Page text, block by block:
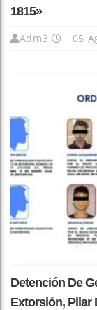
1815»
Adm3 05
Detención De
Extorsión, Pilar